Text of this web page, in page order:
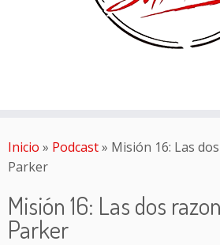
Inicio » Podcast» Misión 16: Las
Parker
Misión 16: Las dos
Parker